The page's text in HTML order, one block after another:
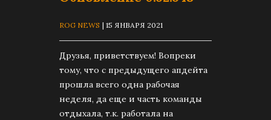
ROG NEWS | 15 ЯНВАРЯ 2021
Друзья, приветствуем! Вопреки
тому, что с предыдущего апдейта
прошла всего одна рабочая
неделя, да еще и часть команды
отдыхала, т.к. работала на